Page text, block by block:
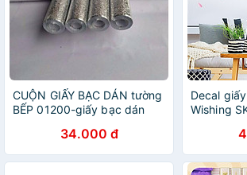
CUỘN GIẤY BẠC DÁN tường
BẾP 01200-giấy bạc dán
34.000 đ
Decal
Wishing